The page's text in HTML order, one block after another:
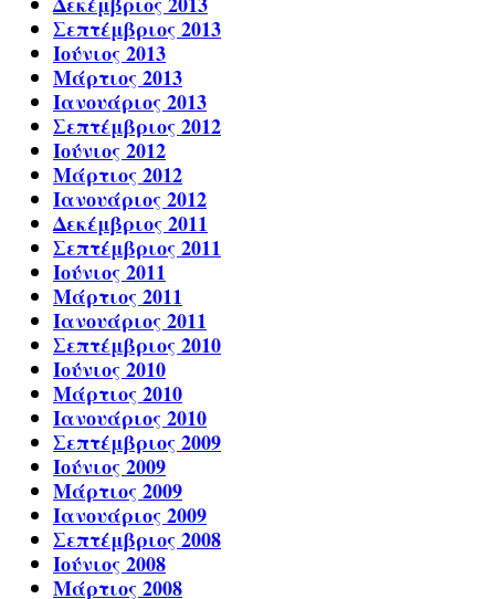
Σεπτέμβριος 2013
Ιούνιος 2013
Μάρτιος 2013
Ιανουάριος 2013
Σεπτέμβριος 2012
Ιούνιος 2012
Μάρτιος 2012
Ιανουάριος 2012
Δεκέμβριος 2011
Σεπτέμβριος 2011
Ιούνιος 2011
Μάρτιος 2011
Ιανουάριος 2011
Σεπτέμβριος 2010
Ιούνιος 2010
Μάρτιος 2010
Ιανουάριος 2010
Σεπτέμβριος 2009
Ιούνιος 2009
Μάρτιος 2009
Ιανουάριος 2009
Σεπτέμβριος 2008
Ιούνιος 2008
Μάρτιος 2008